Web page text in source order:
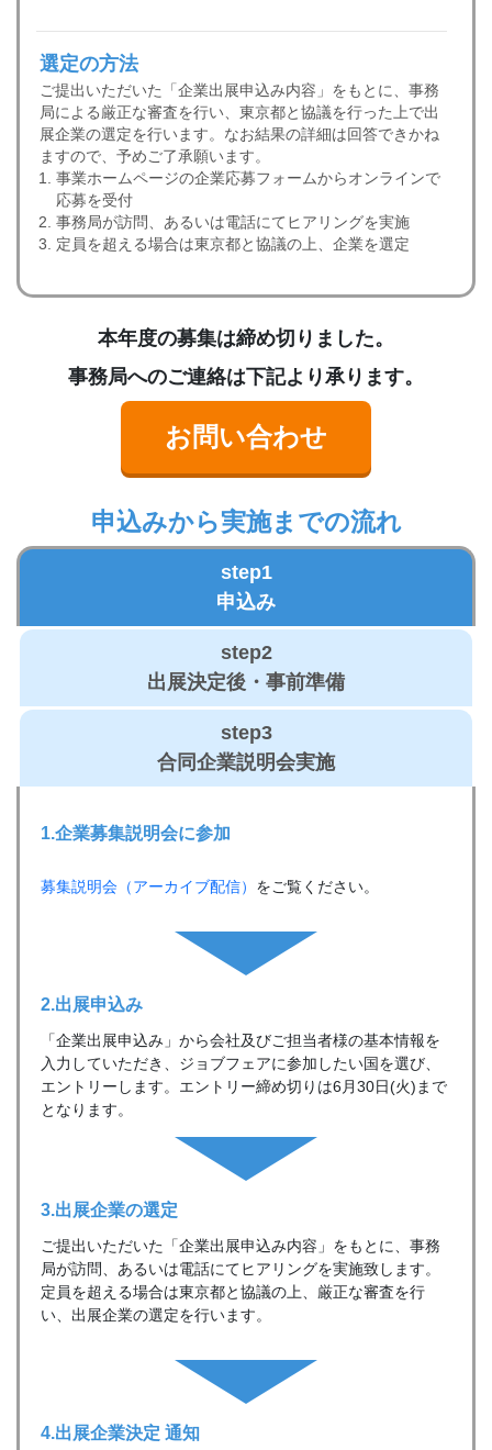
選定の方法
ご提出いただいた「企業出展申込み内容」をもとに、事務
局による厳正な審査を行い、東京都と協議を行った上で出
展企業の選定を行います。なお結果の詳細は回答できかね
ますので、予めご了承願います。
事業ホームページの企業応募フォームからオンラインで
応募を受付
事務局が訪問、あるいは電話にてヒアリングを実施
定員を超える場合は東京都と協議の上、企業を選定
本年度の募集は締め切りました。
事務局へのご連絡は下記より承ります。
お問い合わせ
申込みから実施までの流れ
step1
申込み
step2
出展決定後・事前準備
step3
合同企業説明会実施
1.企業募集説明会に参加
募集説明会（アーカイブ配信） をご覧ください。
2.出展申込み
「企業出展申込み」から会社及びご担当者様の基本情報を
入力していただき、ジョブフェアに参加したい国を選び、
エントリーします。エントリー締め切りは6月30日(火)まで
となります。
3.出展企業の選定
ご提出いただいた「企業出展申込み内容」をもとに、事務
局が訪問、あるいは電話にてヒアリングを実施致します。
定員を超える場合は東京都と協議の上、厳正な審査を行
い、出展企業の選定を行います。
4.出展企業決定 通知